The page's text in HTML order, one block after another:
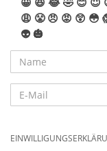
😩 😤 😠 😡 😲 😳
👽 🎃